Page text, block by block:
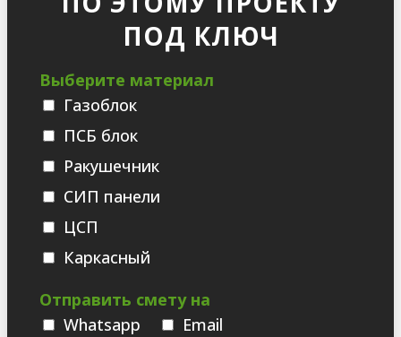
ПОД КЛЮЧ
Выберите материал
Газоблок
ПСБ блок
Ракушечник
СИП панели
ЦСП
Каркасный
Отправить смету на
Whatsаpp
Email